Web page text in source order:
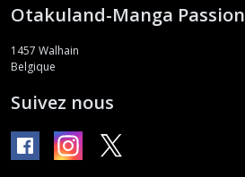
Otakuland-Manga Passion
1457 Walhain
Belgique
Suivez nous